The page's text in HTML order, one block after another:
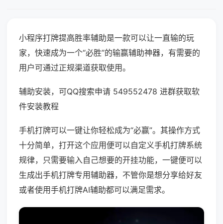
小程序打牌提高胜率辅助是一款可以让一直输的玩
家，快速成为一个“必胜”的输赢辅助神器，有需要的
用户可通过正规渠道获取使用。
辅助安装，可QQ搜索申请 549552478 进群获取软
件安装教程
手机打牌可以一键让你轻松成为“必赢”。其操作方式
十分简单，打开这个应用便可以自定义手机打牌系统
规律，只需要输入自己想要的开挂功能，一键便可以
生成出手机打牌专用辅助器，不管你是想分享给好友
或者使用手机打牌AI辅助都可以满足需求。